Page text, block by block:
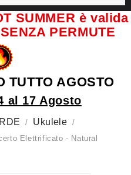
SUMMER è valida
PERMUTE
TUTTO AGOSTO
al 17 Agosto
Ukulele
Elettrificato - Natural